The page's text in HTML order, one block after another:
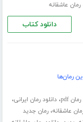
رمان عاشقانه
دانلود کتاب
رمان‌ها
رمان pdf ،دانلود رمان ایرانی،
عاشقانه،رمان جدید